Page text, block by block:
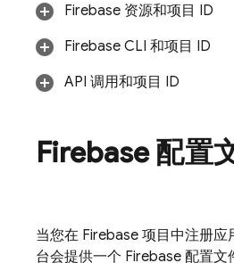
Firebase 资源和项目 ID
Firebase CLI 和项目 ID
API 调用和项目 ID
Firebase 配置
当您在 Firebase 项目中注册应
台会提供一个 Firebase 配置